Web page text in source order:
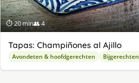
⏱ 20 min👥 4
Tapas: Champiñones al Ajillo
Avondeten & hoofdgerechten Bijgerechten